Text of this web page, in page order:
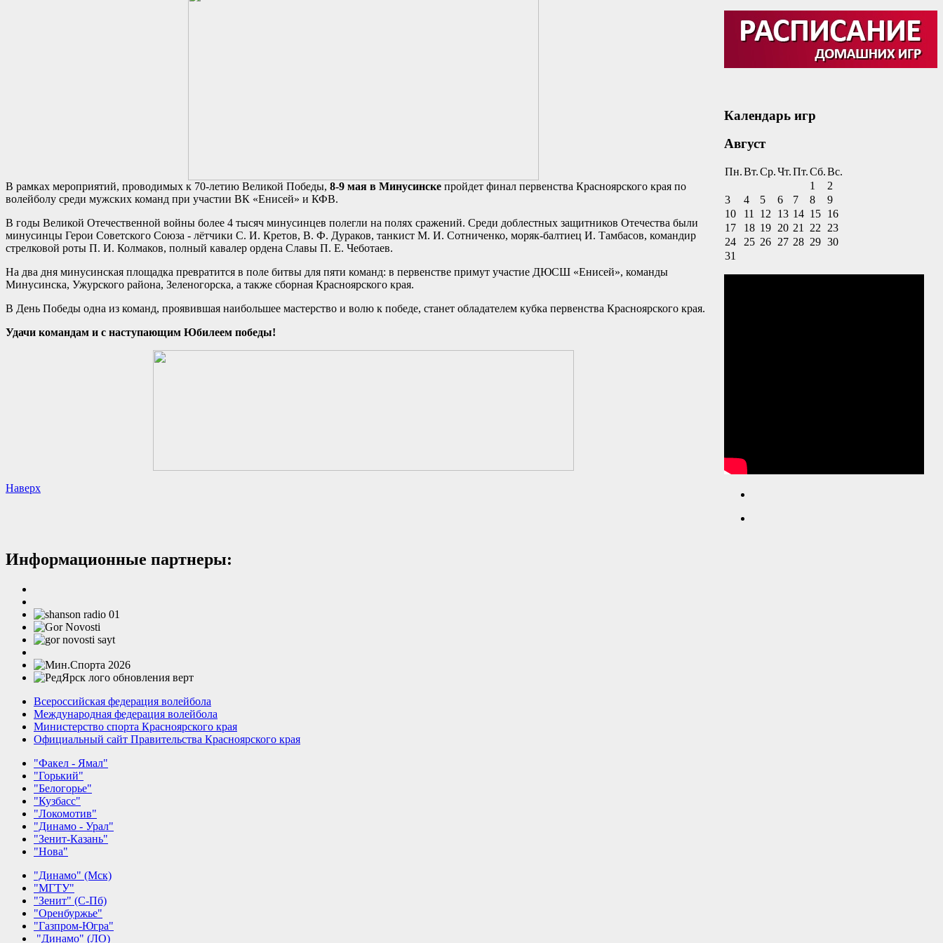
В рамках мероприятий, проводимых к 70-летию Великой Победы, 8-9 мая в Минусинске пройдет финал первенства Красноярского края по
волейболу среди мужских команд при участии ВК «Енисей» и КФВ.
В годы Великой Отечественной войны более 4 тысяч минусинцев полегли на полях сражений. Среди доблестных защитников Отечества были
минусинцы Герои Советского Союза - лётчики С. И. Кретов, В. Ф. Дураков, танкист М. И. Сотниченко, моряк-балтиец И. Тамбасов, командир
стрелковой роты П. И. Колмаков, полный кавалер ордена Славы П. Е. Чеботаев.
На два дня минусинская площадка превратится в поле битвы для пяти команд: в первенстве примут участие ДЮСШ «Енисей», команды
Минусинска, Ужурского района, Зеленогорска, а также сборная Красноярского края.
В День Победы одна из команд, проявившая наибольшее мастерство и волю к победе, станет обладателем кубка первенства Красноярского края.
Удачи командам и с наступающим Юбилеем победы!
Наверх
Календарь игр
Август
Пн.Вт.Ср.Чт.Пт.Сб.Вс.
1
2
3
4 5 6 7 8
9
10
11 12 13 14 15 16
17
18 19 20 21 22
23
24
25 26 27 28 29 30
31
Информационные партнеры:
Всероссийская федерация волейбола
Международная федерация волейбола
Министерство спорта Красноярского края
Официальный сайт Правительства Красноярского края
"Факел - Ямал"
"Горький"
"Белогорье"
"Кузбасс"
"Локомотив"
"Динамо - Урал"
"Зенит-Казань"
"Нова"
"Динамо" (Мск)
"МГТУ"
"Зенит" (С-Пб)
"Оренбуржье"
"Газпром-Югра"
"Динамо" (ЛО)